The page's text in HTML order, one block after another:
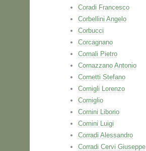
Coradi Francesco
Corbellini Angelo
Corbucci
Corcagnano
Cornali Pietro
Cornazzano Antonio
Cornetti Stefano
Cornigli Lorenzo
Corniglio
Cornini Liborio
Cornini Luigi
Corradi Alessandro
Corradi Cervi Giuseppe